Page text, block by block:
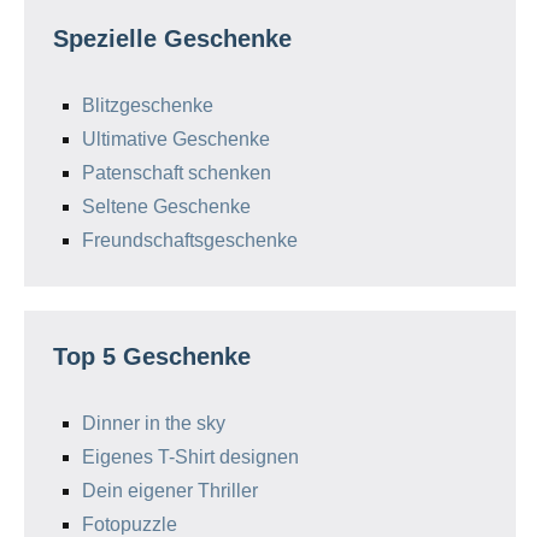
Spezielle Geschenke
Blitzgeschenke
Ultimative Geschenke
Patenschaft schenken
Seltene Geschenke
Freundschaftsgeschenke
Top 5 Geschenke
Dinner in the sky
Eigenes T-Shirt designen
Dein eigener Thriller
Fotopuzzle